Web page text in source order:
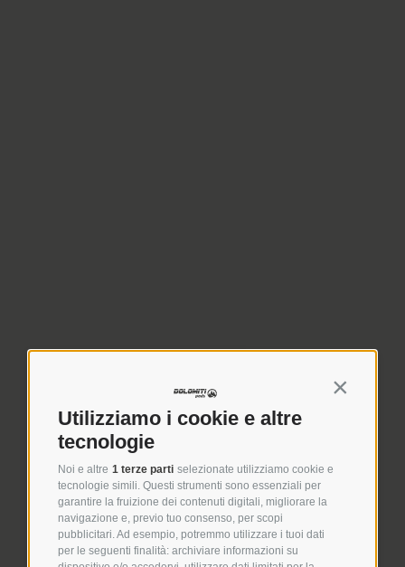
Continua
Utilizziamo i cookie e altre
tecnologie
Noi e altre 1 terze parti selezionate utilizziamo cookie e
tecnologie simili. Questi strumenti sono essenziali per
garantire la fruizione dei contenuti digitali, migliorare la
navigazione e, previo tuo consenso, per scopi
pubblicitari. Ad esempio, potremmo utilizzare i tuoi dati
per le seguenti finalità: archiviare informazioni su